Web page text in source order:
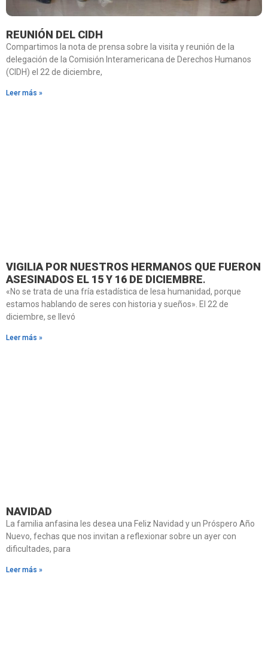
REUNIÓN DEL CIDH
Compartimos la nota de prensa sobre la visita y reunión de la
delegación de la Comisión Interamericana de Derechos Humanos
(CIDH) el 22 de diciembre,
Leer más »
VIGILIA POR NUESTROS HERMANOS QUE FUERON
ASESINADOS EL 15 Y 16 DE DICIEMBRE.
«No se trata de una fría estadística de lesa humanidad, porque
estamos hablando de seres con historia y sueños». El 22 de
diciembre, se llevó
Leer más »
NAVIDAD
La familia anfasina les desea una Feliz Navidad y un Próspero Año
Nuevo, fechas que nos invitan a reflexionar sobre un ayer con
dificultades, para
Leer más »